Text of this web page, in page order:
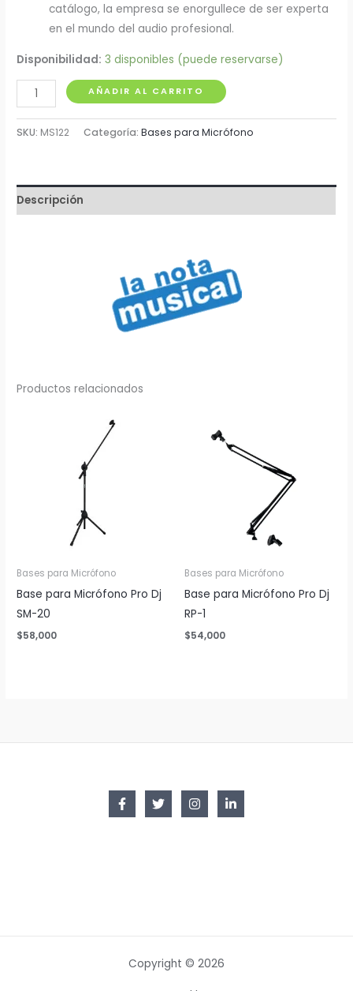
catálogo, la empresa se enorgullece de ser experta
en el mundo del audio profesional.
Disponibilidad: 3 disponibles (puede reservarse)
Soporte
para
Micrófono
cantidad
AÑADIR AL CARRITO
SKU: MS122 Categoría:Bases para Micrófono
Descripción
Productos relacionados
Bases para Micrófono
Base para Micrófono Pro Dj
SM-20
$58,000
Bases para Micrófono
Base para Micrófono Pro Dj
RP-1
$54,000
Copyright © 2026